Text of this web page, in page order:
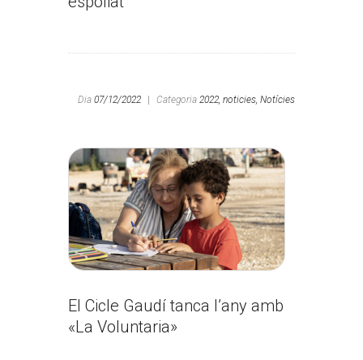
Dia 07/12/2022 Categoria 2022, noticies, Notícies
El Cicle Gaudí tanca l’any amb
«La Voluntaria»